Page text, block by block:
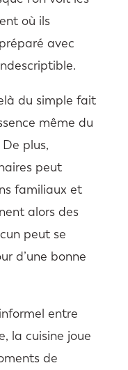
où ils
avec
du simple fait
même du
plus,
peut
familiaux et
alors des
peut se
d’une bonne
entre
la cuisine joue
de